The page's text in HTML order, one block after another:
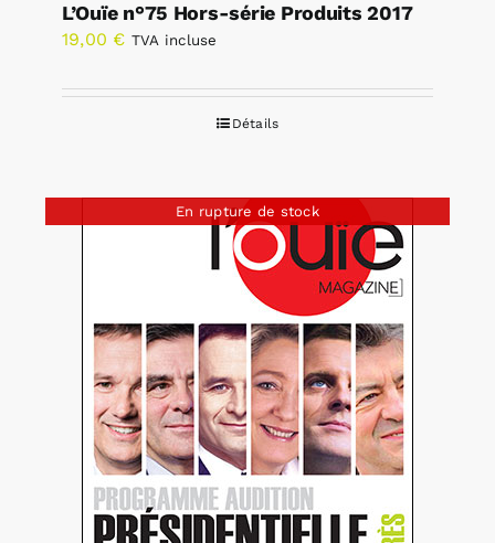
L’Ouïe n°75 Hors-série Produits 2017
19,00 € TVA incluse
Détails
En rupture de stock